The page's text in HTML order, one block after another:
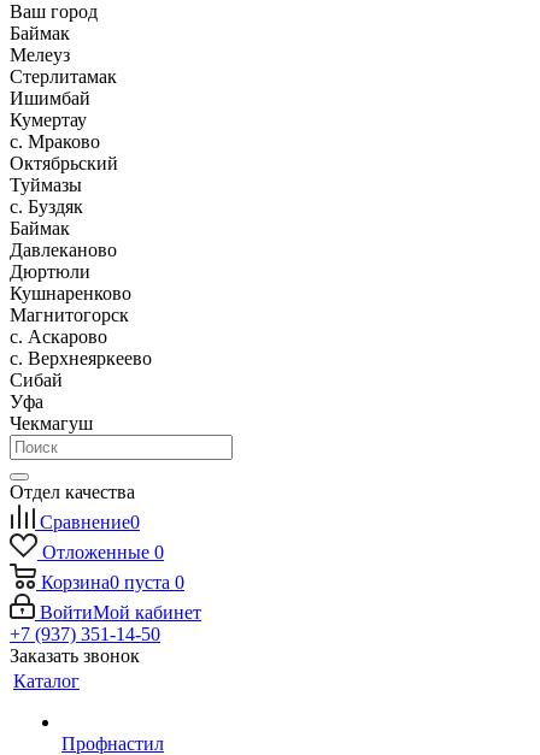
Ваш город
Баймак
Мелеуз
Стерлитамак
Ишимбай
Кумертау
c. Мраково
Октябрьский
Туймазы
c. Буздяк
Баймак
Давлеканово
Дюртюли
Кушнаренково
Магнитогорск
с. Аскарово
с. Верхнеяркеево
Сибай
Уфа
Чекмагуш
Отдел качества
Сравнение0
Отложенные 0
Корзина0 пуста 0
ВойтиМой кабинет
+7 (937) 351-14-50
Заказать звонок
Каталог
Профнастил